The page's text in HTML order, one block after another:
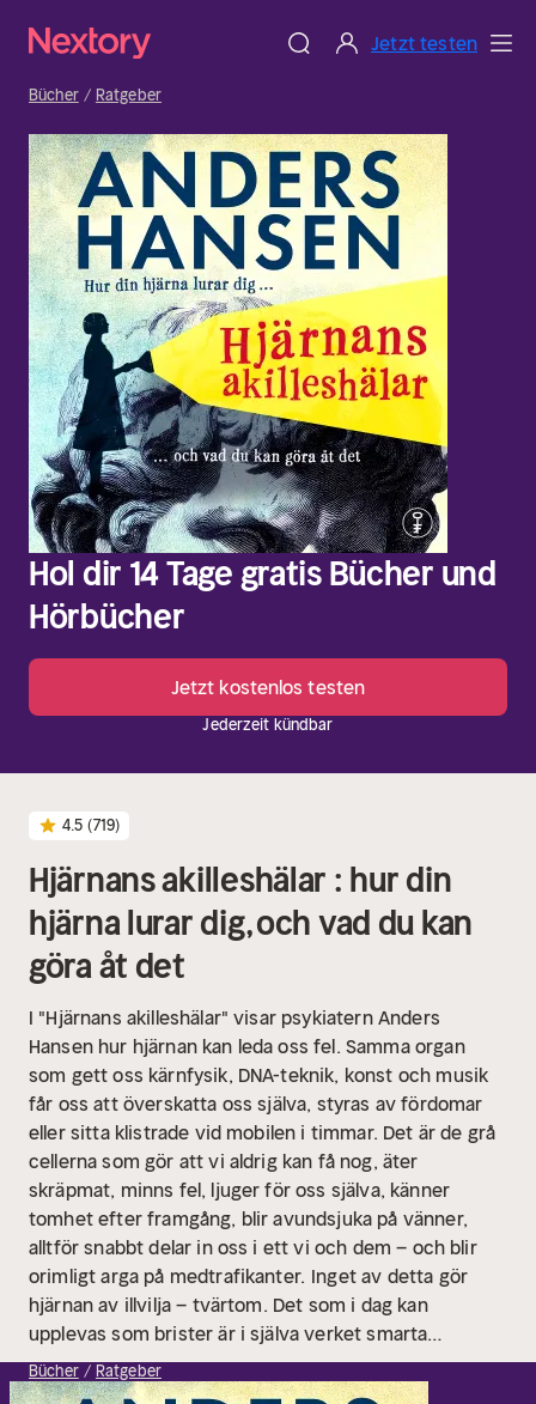
Jetzt testen
Bücher Ratgeber
Hol dir 14 Tage gratis Bücher und
Hörbücher
Jetzt kostenlos testen
Jederzeit kündbar
4.5 (719)
Hjärnans akilleshälar : hur din
hjärna lurar dig, och vad du kan
göra åt det
I "Hjärnans akilleshälar" visar psykiatern Anders
Hansen hur hjärnan kan leda oss fel. Samma organ
som gett oss kärnfysik, DNA-teknik, konst och musik
får oss att överskatta oss själva, styras av fördomar
eller sitta klistrade vid mobilen i timmar. Det är de grå
cellerna som gör att vi aldrig kan få nog, äter
skräpmat, minns fel, ljuger för oss själva, känner
tomhet efter framgång, blir avundsjuka på vänner,
alltför snabbt delar in oss i ett vi och dem – och blir
orimligt arga på medtrafikanter. Inget av detta gör
hjärnan av illvilja – tvärtom. Det som i dag kan
upplevas som brister är i själva verket smarta
funktioner som hjälpt våra förfäder att överleva. I den
här boken tar succéförfattaren Anders Hansen med
Bücher Ratgeber